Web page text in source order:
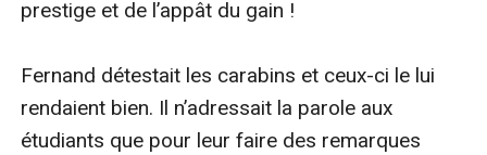
prestige et de l’appât du gain !
Fernand détestait les carabins et ceux-ci le lui
rendaient bien. Il n’adressait la parole aux
étudiants que pour leur faire des remarques